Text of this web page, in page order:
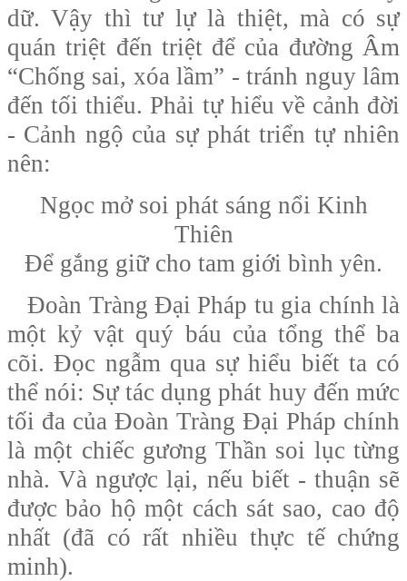
dữ. Vậy thì tư lự là thiệt, mà có sự
quán triệt đến triệt để của đường Âm
“Chống sai, xóa lầm” - tránh nguy lâm
đến tối thiểu. Phải tự hiểu về cảnh đời
- Cảnh ngộ của sự phát triển tự nhiên
nên:
Ngọc mở soi phát sáng nổi Kinh
Thiên
Để gắng giữ cho tam giới bình yên.
Đoàn Tràng Đại Pháp tu gia chính là
một kỷ vật quý báu của tổng thể ba
cõi. Đọc ngẫm qua sự hiểu biết ta có
thể nói: Sự tác dụng phát huy đến mức
tối đa của Đoàn Tràng Đại Pháp chính
là một chiếc gương Thần soi lục từng
nhà. Và ngược lại, nếu biết - thuận sẽ
được bảo hộ một cách sát sao, cao độ
nhất (đã có rất nhiều thực tế chứng
minh).